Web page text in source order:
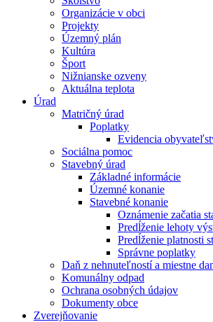
Organizácie v obci
Projekty
Územný plán
Kultúra
Šport
Nižnianske ozveny
Aktuálna teplota
Úrad
Matričný úrad
Poplatky
Evidencia
Sociálna pomoc
Stavebný úrad
Základné informácie
Územné konanie
Stavebné konanie
Oznámenie začatia
Predĺženie lehoty
Predĺženie platnosti
Správne poplatky
Daň z nehnuteľností a miestne
Komunálny odpad
Ochrana osobných údajov
Dokumenty obce
Zverejňovanie